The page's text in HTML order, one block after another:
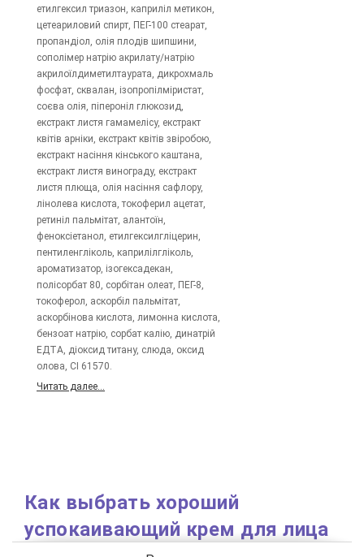
етилгексил триазон, каприліл метикон,
цетеариловий спирт, ПЕГ-100 стеарат,
пропандіол, олія плодів шипшини,
сополімер натрію акрилату/натрію
акрилоїлдиметилтаурата, дикрохмаль
фосфат, сквалан, ізопропілміристат,
соєва олія, піпероніл глюкозид,
екстракт листя гамамелісу, екстракт
квітів арніки, екстракт квітів звіробою,
екстракт насіння кінського каштана,
екстракт листя винограду, екстракт
листя плюща, олія насіння сафлору,
лінолева кислота, токоферил ацетат,
ретиніл пальмітат, алантоїн,
феноксіетанол, етилгексилгліцерин,
пентиленгліколь, каприлілгліколь,
ароматизатор, ізогексадекан,
полісорбат 80, сорбітан олеат, ПЕГ-8,
токоферол, аскорбіл пальмітат,
аскорбінова кислота, лимонна кислота,
бензоат натрію, сорбат калію, динатрій
ЕДТА, діоксид титану, слюда, оксид
олова, CI 61570.
Читать далее...
Как выбрать хороший
успокаивающий крем для лица